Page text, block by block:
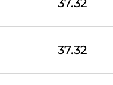
37.32
37.32